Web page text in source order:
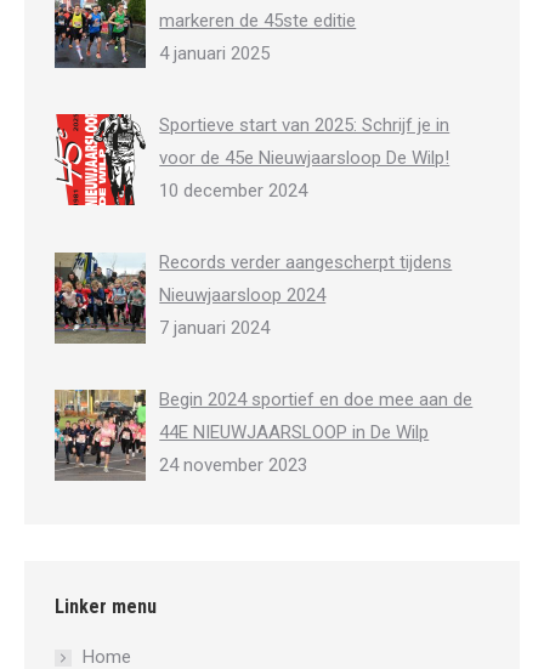
markeren de 45ste editie
4 januari 2025
Sportieve start van 2025: Schrijf je in
voor de 45e Nieuwjaarsloop De Wilp!
10 december 2024
Records verder aangescherpt tijdens
Nieuwjaarsloop 2024
7 januari 2024
Begin 2024 sportief en doe mee aan de
44E NIEUWJAARSLOOP in De Wilp
24 november 2023
Linker menu
Home